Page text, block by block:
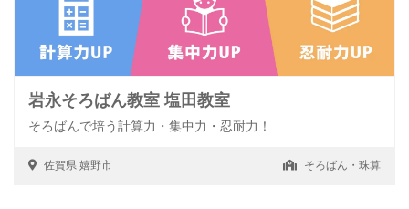
岩永そろばん教室 塩田教室
そろばんで培う計算力・集中力・忍耐力！
佐賀県 嬉野市 そろばん・珠算